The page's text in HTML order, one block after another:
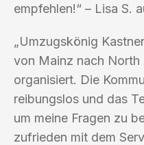
empfehlen!“ – Lisa S.
„Umzugskönig
von Mainz nach
organisiert. Die
reibungslos und das
um meine Fragen zu
zufrieden mit dem